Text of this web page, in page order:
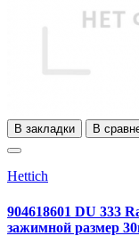
В закладки В
Hettich
904618601 DU 333
зажимной размер